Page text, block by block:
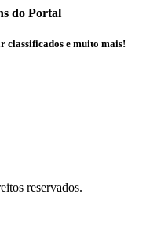
do Portal
classificados e muito mais!
reservados.